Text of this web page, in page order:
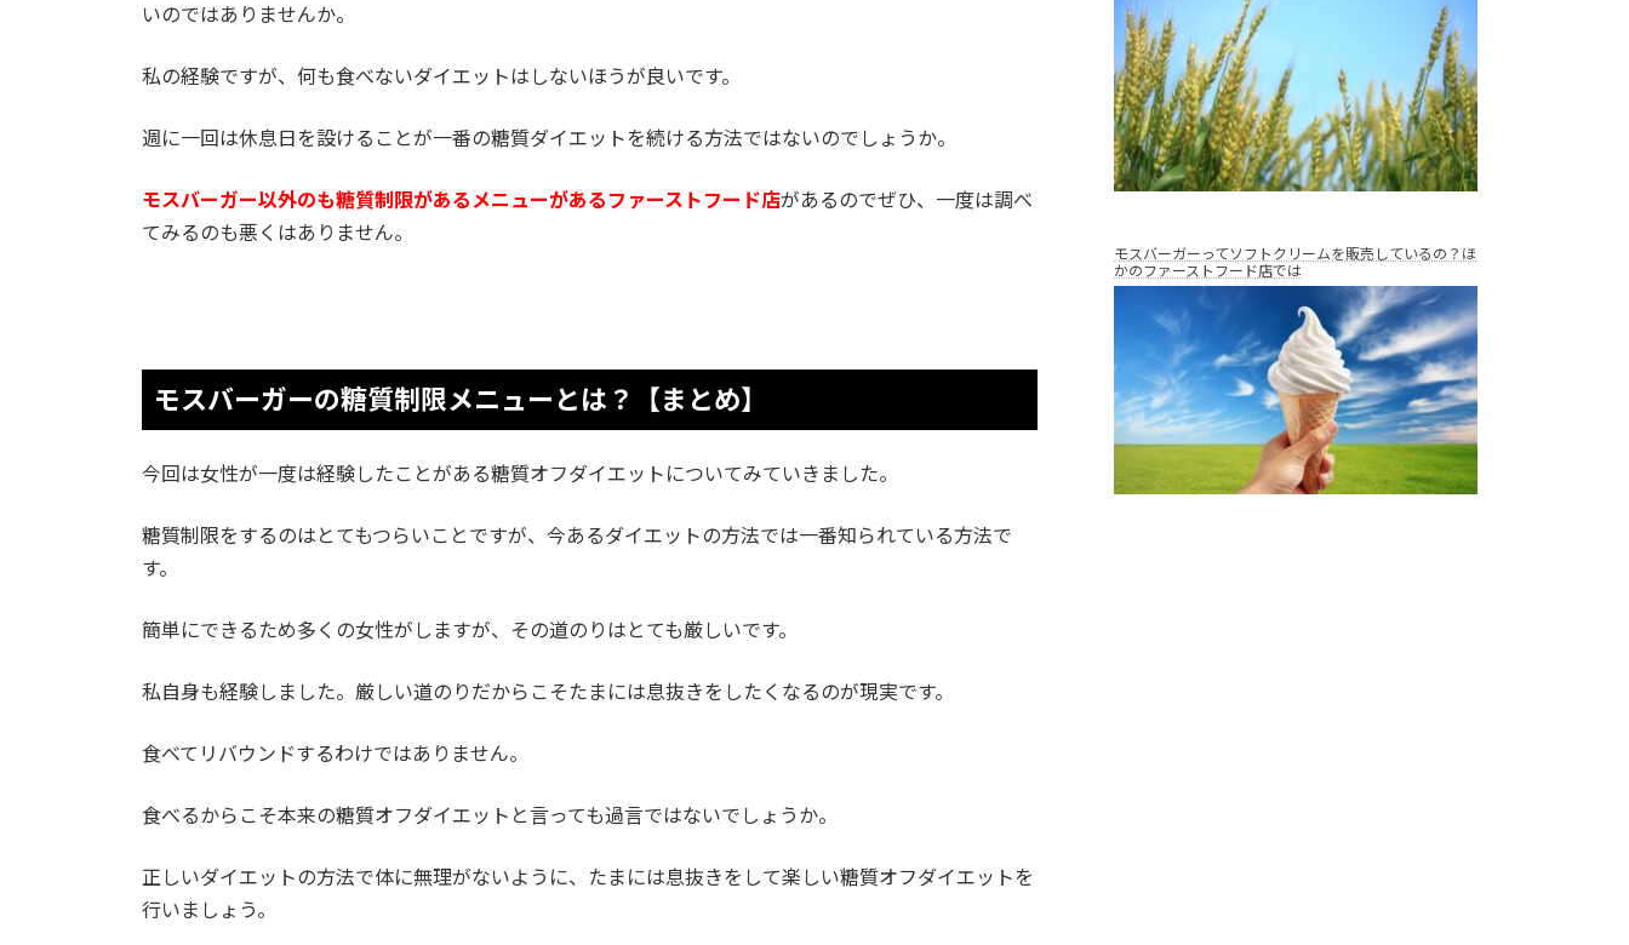
いのではありませんか。
私の経験ですが、何も食べないダイエットはしないほうが良いです。
週に一回は休息日を設けることが一番の糖質ダイエットを続ける方法ではないのでしょうか。
モスバーガー以外のも糖質制限があるメニューがあるファーストフード店があるのでぜひ、一度は調べ
てみるのも悪くはありません。
モスバーガーの糖質制限メニューとは？【まとめ】
今回は女性が一度は経験したことがある糖質オフダイエットについてみていきました。
糖質制限をするのはとてもつらいことですが、今あるダイエットの方法では一番知られている方法で
す。
簡単にできるため多くの女性がしますが、その道のりはとても厳しいです。
私自身も経験しました。厳しい道のりだからこそたまには息抜きをしたくなるのが現実です。
食べてリバウンドするわけではありません。
食べるからこそ本来の糖質オフダイエットと言っても過言ではないでしょうか。
正しいダイエットの方法で体に無理がないように、たまには息抜きをして楽しい糖質オフダイエットを
行いましょう。
モスバーガーってソフトクリームを販売しているの？ほ
かのファーストフード店では